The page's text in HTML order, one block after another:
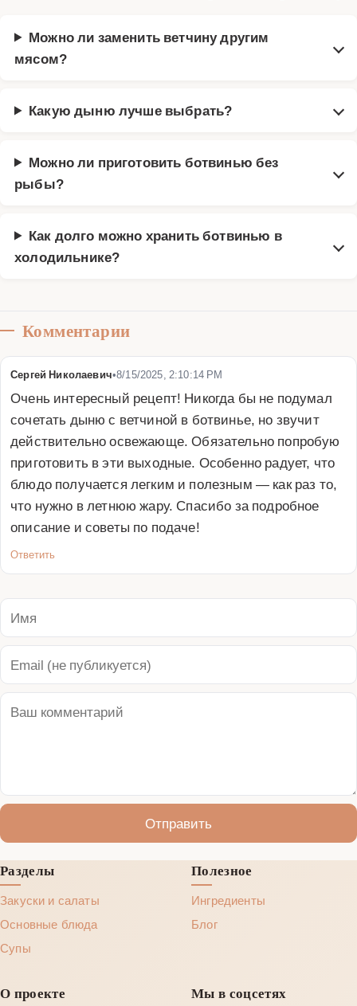
Можно ли заменить ветчину другим
мясом?
Какую дыню лучше выбрать?
Можно ли приготовить ботвинью без
рыбы?
Как долго можно хранить ботвинью в
холодильнике?
Комментарии
Сергей Николаевич•8/15/2025, 2:10:14 PM
Очень интересный рецепт! Никогда бы не подумал
сочетать дыню с ветчиной в ботвинье, но звучит
действительно освежающе. Обязательно попробую
приготовить в эти выходные. Особенно радует, что
блюдо получается легким и полезным — как раз то,
что нужно в летнюю жару. Спасибо за подробное
описание и советы по подаче!
Ответить
Отправить
Разделы
Закуски и салаты
Основные блюда
Супы
Полезное
Ингредиенты
Блог
О проекте Мы в соцсетях